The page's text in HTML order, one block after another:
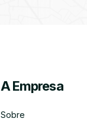
A Empresa
Sobre